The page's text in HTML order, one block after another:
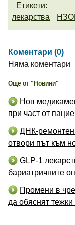
Етикети:
лекарства
Коментари (0)
Няма коментари
Още от "Новини"
Нов
при част от
ДНК-ремонтен
отвори път към
GLP-1
бариатричните
Промени в
да обяснят